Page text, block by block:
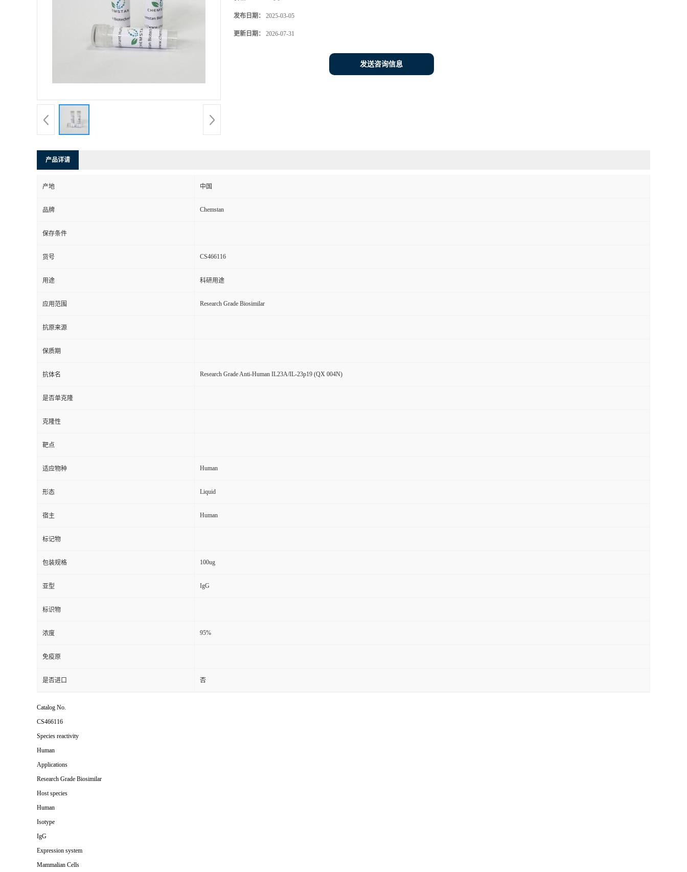
发布日期： 2025-03-05
更新日期： 2026-07-31
发送咨询信息
产品详请
产地 中国
品牌 Chemstan
保存条件
货号 CS466116
用途 科研用途
应用范围 Research Grade Biosimilar
抗原来源
保质期
抗体名 Research Grade Anti-Human IL23A/IL-23p19 (QX 004N)
是否单克隆
克隆性
靶点
适应物种 Human
形态 Liquid
宿主 Human
标记物
包装规格 100ug
亚型 IgG
标识物
浓度 95%
免疫原
是否进口 否
Catalog No.
CS466116
Species reactivity
Human
Applications
Research Grade Biosimilar
Host species
Human
Isotype
IgG
Expression system
Mammalian Cells